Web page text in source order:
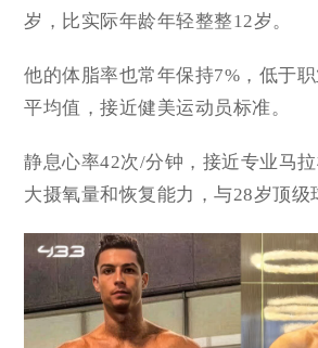
岁，比实际年龄年轻整整12岁。
他的体脂率也常年保持7%，低于
平均值，接近健美运动员标准。
静息心率42次/分钟，接近专业马
大摄氧量和恢复能力，与28岁顶级